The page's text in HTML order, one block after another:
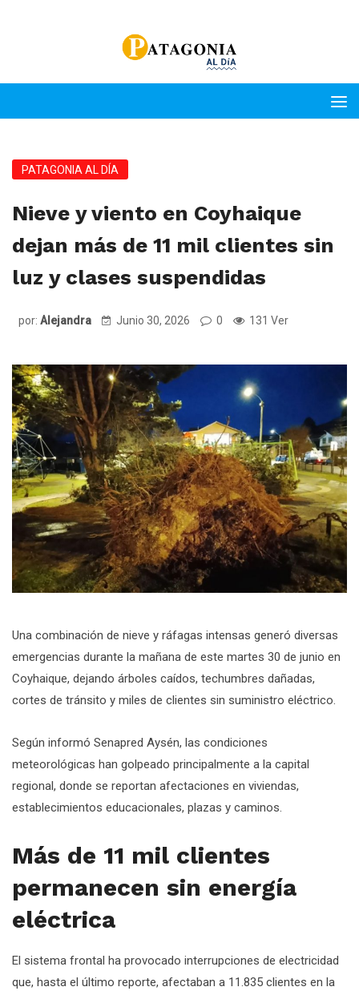
PATAGONIA AL DÍA
Nieve y viento en Coyhaique
dejan más de 11 mil clientes sin
luz y clases suspendidas
por: Alejandra Junio 30, 2026 0 131 Ver
Una combinación de nieve y ráfagas intensas generó diversas
emergencias durante la mañana de este martes 30 de junio en
Coyhaique, dejando árboles caídos, techumbres dañadas,
cortes de tránsito y miles de clientes sin suministro eléctrico.
Según informó Senapred Aysén, las condiciones
meteorológicas han golpeado principalmente a la capital
regional, donde se reportan afectaciones en viviendas,
establecimientos educacionales, plazas y caminos.
Más de 11 mil clientes
permanecen sin energía
eléctrica
El sistema frontal ha provocado interrupciones de electricidad
que, hasta el último reporte, afectaban a 11.835 clientes en la